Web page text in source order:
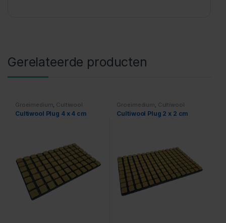
Gerelateerde producten
Groeimedium Cultiwool
Cultiwool Plug 4 x 4 cm
Groeimedium Cultiwool
Cultiwool Plug 2 x 2 cm